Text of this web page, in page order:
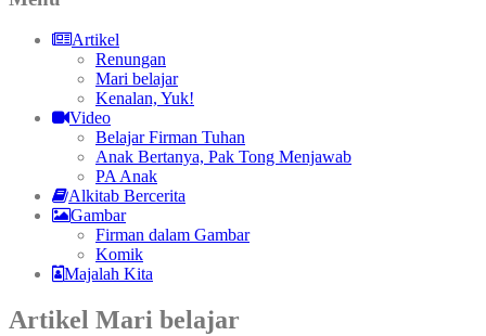
Artikel
Renungan
Mari belajar
Kenalan, Yuk!
Video
Belajar Firman Tuhan
Anak Bertanya, Pak Tong Menjawab
PA Anak
Alkitab Bercerita
Gambar
Firman dalam Gambar
Komik
Majalah Kita
Artikel Mari belajar